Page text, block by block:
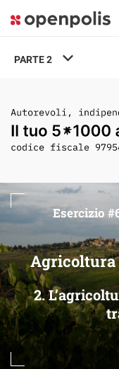
PARTE2
Agricoltura
2.
Esercizio